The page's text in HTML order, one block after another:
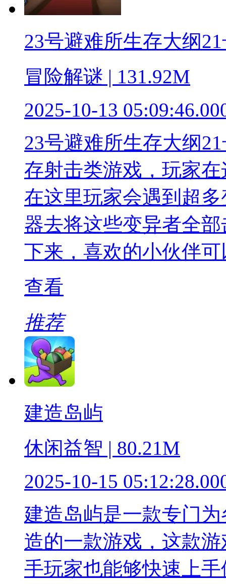
23号避难所生存大纲
冒险解谜 | 131.92M
2025-10-13
23号避难所生存大纲
存射击类游戏，玩家
在这里玩家会遇到超
器去将这些变异者全
下来，喜欢的小伙伴
查看
推荐
建造岛屿
休闲益智 | 80.21M
2025-10-15
建造岛屿是一款专门
造的一款游戏，这款
手玩家也能够快速上